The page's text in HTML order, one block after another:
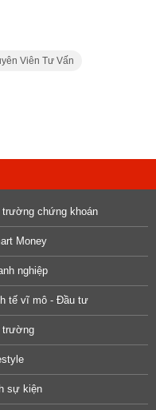
Viên Tư Vấn
trường chứng khoán
Money
nghiệp
tế vĩ mô - Đầu tư
trường
sự kiện